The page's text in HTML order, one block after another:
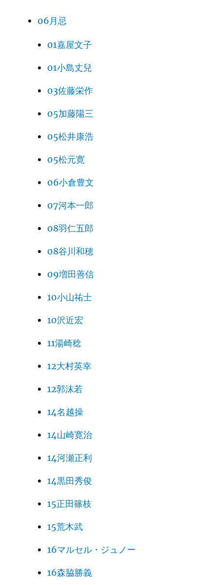
06月忌
01嘉屋文子
01小島丈兒
03佐藤栄作
05加藤陽三
05松井康浩
05松元寛
06小倉豊文
07河本一郎
08羽仁五郎
08谷川和穂
09増田善信
10小山祐士
10沢近宏
11湯崎稔
12大村英幸
12郭沫若
14名越操
14山崎寛治
14河瀬正利
14黒田秀俊
15正田篠枝
15荒木武
16マルセル・ジュノー
16森脇勝義